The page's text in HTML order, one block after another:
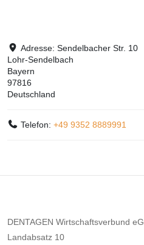
Adresse:Sendelbacher Str. 10
Lohr-Sendelbach
Bayern
97816
Deutschland
Telefon:+49 9352 8889991
DENTAGEN Wirtschaftsverbund eG
Landabsatz 10